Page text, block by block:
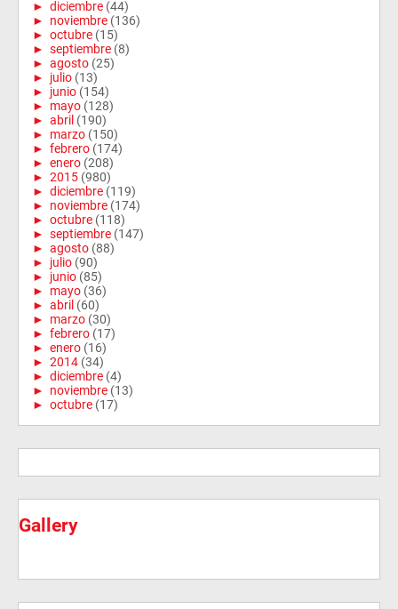
► diciembre (44)
► noviembre (136)
► octubre (15)
► septiembre (8)
► agosto (25)
► julio (13)
► junio (154)
► mayo (128)
► abril (190)
► marzo (150)
► febrero (174)
► enero (208)
► 2015 (980)
► diciembre (119)
► noviembre (174)
► octubre (118)
► septiembre (147)
► agosto (88)
► julio (90)
► junio (85)
► mayo (36)
► abril (60)
► marzo (30)
► febrero (17)
► enero (16)
► 2014 (34)
► diciembre (4)
► noviembre (13)
► octubre (17)
Gallery